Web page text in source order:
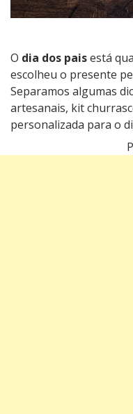
O dia dos paisestá
escolheu o presente
Separamos algumas
artesanais, kit
personalizada para o